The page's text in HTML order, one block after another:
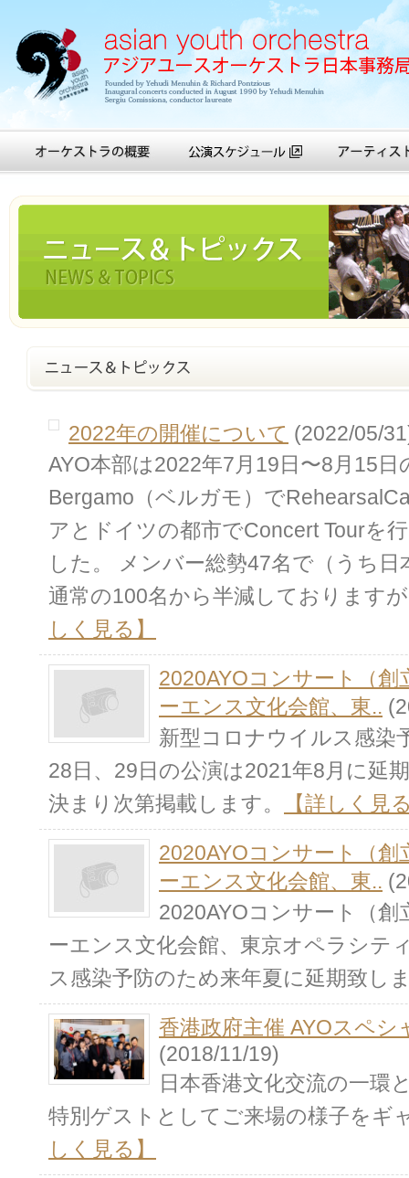
2022年の開催について (2022/05/
AYO本部は2022年7月19日〜8月15日
Bergamo（ベルガモ）で
アとドイツの都市でConcert Tourを
した。 メンバー総勢47名で（うち
通常の100名から半減しております
しく見る】
2020AYOコンサート（創
ーエンス文化会館、東..
新型コロナウイルス感染
28日、29日の公演は2021年8月に延
決まり次第掲載します。
【詳しく見
2020AYOコンサート（創
ーエンス文化会館、東..
2020AYOコンサート（創
ーエンス文化会館、東京オペラシテ
ス感染予防のため来年夏に延期致し
香港政府主催 AYOスペ
(2018/11/19)
日本香港文化交流の一環
特別ゲストとしてご来場の様子をギ
しく見る】